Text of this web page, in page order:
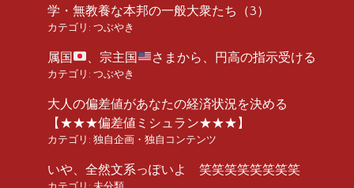
学・無教養な本邦の一般大衆たち（3）
カテゴリ: つぶやき
属国 、宗主国 さまから、円高の指示受ける
カテゴリ: つぶやき
大人の偏差値があなたの経済状況を決める
【★★★偏差値ミシュラン★★★】
カテゴリ: 独自企画・独自コンテンツ
いや、全然文系っぽいよ 笑笑笑笑笑笑笑笑